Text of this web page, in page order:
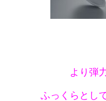
より弾
ふっくらとし